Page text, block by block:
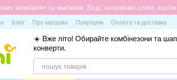
немовлят та малюків. Боді, чоловічки сліпи,
Блог Про магазин Покупцям Оплата та доставка
☀️ Вже літо! Обирайте комбінезони та
конверти.